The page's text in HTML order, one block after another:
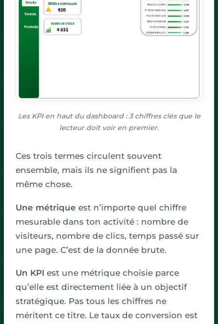
Les KPI en haut du dashboard : 3 chiffres clés que le
lecteur doit voir en premier.
Ces trois termes circulent souvent
ensemble, mais ils ne signifient pas la
même chose.
Une métrique est n’importe quel chiffre
mesurable dans ton activité : nombre de
visiteurs, nombre de clics, temps passé sur
une page. C’est de la donnée brute.
Un KPI est une métrique choisie parce
qu’elle est directement liée à un objectif
stratégique. Pas tous les chiffres ne
méritent ce titre. Le taux de conversion est